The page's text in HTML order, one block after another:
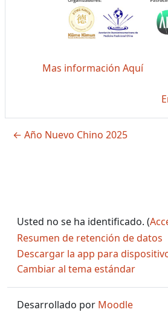
Mas información Aquí
← Año Nuevo Chino 2025
Usted no se ha identificado. (
Resumen de retención de datos
Descargar la app para
Cambiar al tema estándar
Desarrollado por Moodle